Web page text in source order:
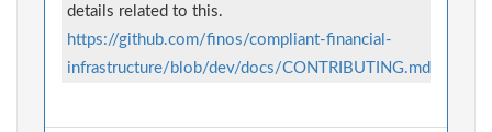
details related to this.
https://github.com/finos/compliant-financial-
infrastructure/blob/dev/docs/CONTRIBUTING.md